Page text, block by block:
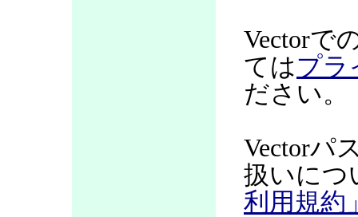
Vectorで
てはプラ
ださい。
Vectorパ
扱いにつ
利用規約